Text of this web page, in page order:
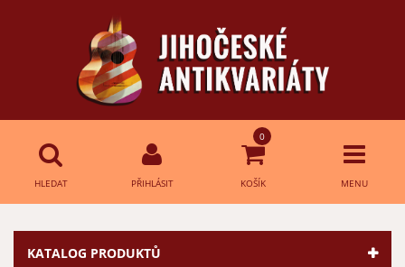
HLEDAT PŘIHLÁSIT
0
KOŠÍK MENU
Přihlášení
KATALOG PRODUKTŮ